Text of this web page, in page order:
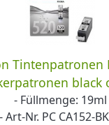
Tintenpatronen
black
- Füllmenge: 19ml
- Art-Nr. PC CA152-